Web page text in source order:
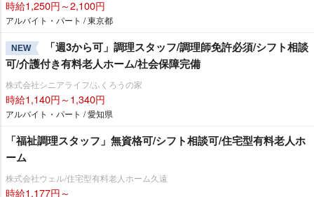
時給1,250円～2,100円
アルバイト・パート / 東京都
NEW
「週3から可」調理スタッフ/調理師免許必須/シフト相談
可/介護付き有料老人ホーム/社会保障完備
株式会社シニアライフ/ふくろうの家
時給1,140円～1,340円
アルバイト・パート / 愛知県
「福祉調理スタッフ」無資格可/シフト相談可/住宅型有料老人ホ
ーム
株式会社ウェル/住宅型有料老人ホーム久遠
時給1,177円～